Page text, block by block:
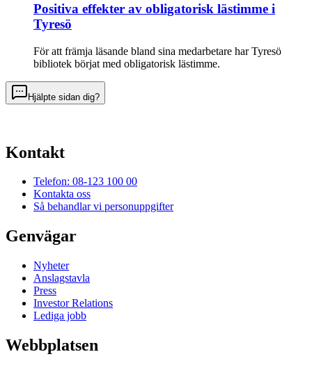
Positiva effekter av obligatorisk lästimme i
Tyresö
För att främja läsande bland sina medarbetare har Tyresö
bibliotek börjat med obligatorisk lästimme.
Hjälpte sidan dig?
Kontakt
Telefon: 08-123 100 00
Kontakta oss
Så behandlar vi personuppgifter
Genvägar
Nyheter
Anslagstavla
Press
Investor Relations
Lediga jobb
Webbplatsen